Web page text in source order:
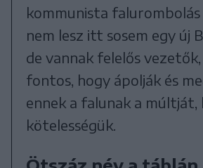
kommunista
nem lesz itt sosem egy új
de vannak felelős
fontos, hogy ápolják és
ennek a falunak a múltját,
kötelességük.